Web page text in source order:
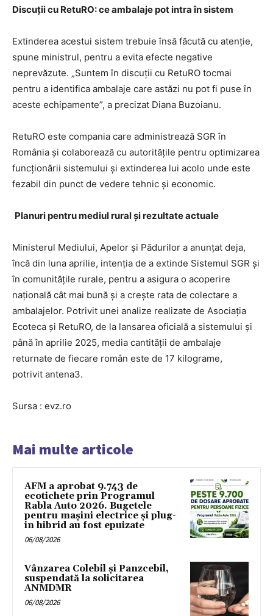
Discuții cu RetuRO: ce ambalaje pot intra în sistem
Extinderea acestui sistem trebuie însă făcută cu atenție,
spune ministrul, pentru a evita efecte negative
neprevăzute. „Suntem în discuții cu RetuRO tocmai
pentru a identifica ambalaje care astăzi nu pot fi puse în
aceste echipamente”, a precizat Diana Buzoianu.
RetuRO este compania care administrează SGR în
România și colaborează cu autoritățile pentru optimizarea
funcționării sistemului și extinderea lui acolo unde este
fezabil din punct de vedere tehnic și economic.
Planuri pentru mediul rural și rezultate actuale
Ministerul Mediului, Apelor şi Pădurilor a anunțat deja,
încă din luna aprilie, intenția de a extinde Sistemul SGR și
în comunitățile rurale, pentru a asigura o acoperire
națională cât mai bună și a crește rata de colectare a
ambalajelor. Potrivit unei analize realizate de Asociația
Ecoteca și RetuRO, de la lansarea oficială a sistemului și
până în aprilie 2025, media cantității de ambalaje
returnate de fiecare român este de 17 kilograme,
potrivit antena3.
Sursa : evz.ro
Mai multe articole
AFM a aprobat 9.743 de
ecotichete prin Programul
Rabla Auto 2026. Bugetele
pentru mașini electrice și plug-
in hibrid au fost epuizate
06/08/2026
Vânzarea Colebil și Panzcebil,
suspendată la solicitarea
ANMDMR
06/08/2026